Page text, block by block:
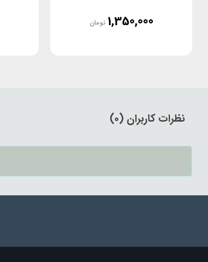
1,350,000 تومان
نظرات کاربران (0)